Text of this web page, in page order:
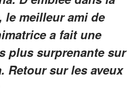
le meilleur ami de
a fait une
plus surprenante sur
Retour sur les aveux